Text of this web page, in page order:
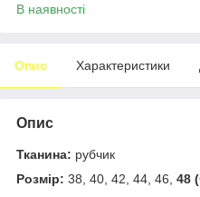
В наявності
Опис Характеристики
Опис
Тканина: рубчик
Розмір: 38, 40, 42, 44, 46, 48